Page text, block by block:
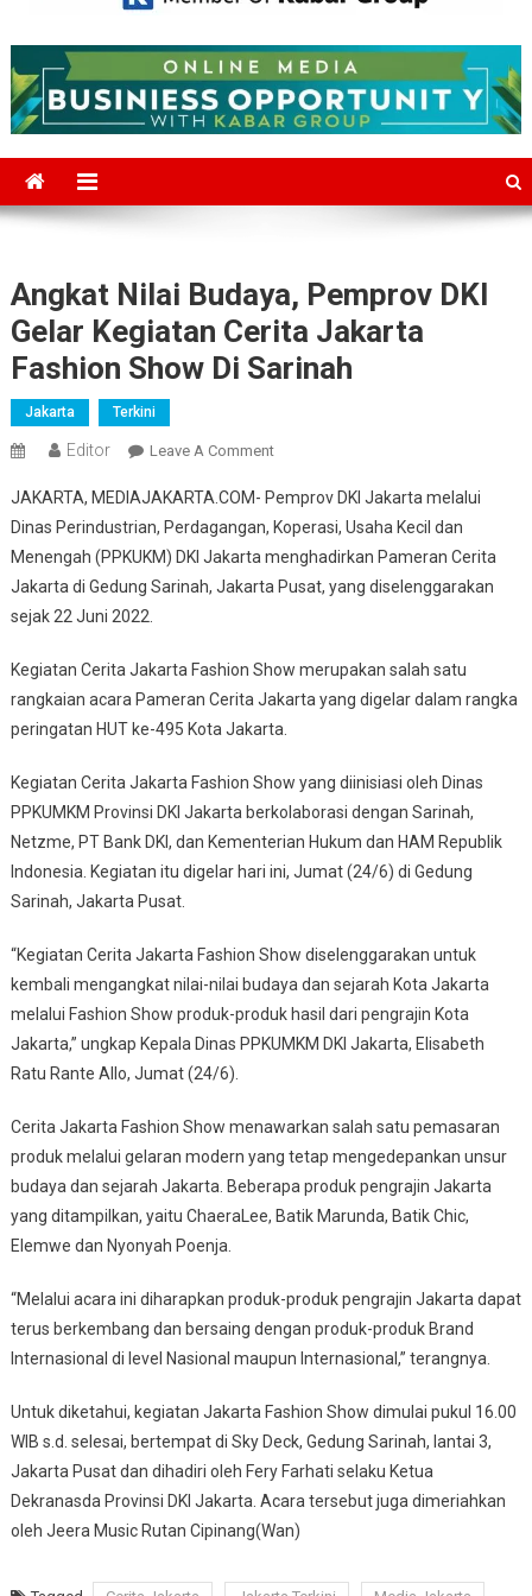
Mediajakarta.com
Angkat Nilai Budaya, Pemprov DKI
Gelar Kegiatan Cerita Jakarta
Fashion Show Di Sarinah
Jakarta Terkini
Editor Leave A CommentOn
Nilai
Budaya,
Pemprov
DKI
Cerita
Jakarta
Fashion
Di
Sarinah
JAKARTA, MEDIAJAKARTA.COM- Pemprov DKI Jakarta melalui
Dinas Perindustrian, Perdagangan, Koperasi, Usaha Kecil dan
Menengah (PPKUKM) DKI Jakarta menghadirkan Pameran Cerita
Jakarta di Gedung Sarinah, Jakarta Pusat, yang diselenggarakan
sejak 22 Juni 2022.
Kegiatan Cerita Jakarta Fashion Show merupakan salah satu
rangkaian acara Pameran Cerita Jakarta yang digelar dalam rangka
peringatan HUT ke-495 Kota Jakarta.
Kegiatan Cerita Jakarta Fashion Show yang diinisiasi oleh Dinas
PPKUMKM Provinsi DKI Jakarta berkolaborasi dengan Sarinah,
Netzme, PT Bank DKI, dan Kementerian Hukum dan HAM Republik
Indonesia. Kegiatan itu digelar hari ini, Jumat (24/6) di Gedung
Sarinah, Jakarta Pusat.
“Kegiatan Cerita Jakarta Fashion Show diselenggarakan untuk
kembali mengangkat nilai-nilai budaya dan sejarah Kota Jakarta
melalui Fashion Show produk-produk hasil dari pengrajin Kota
Jakarta,” ungkap Kepala Dinas PPKUMKM DKI Jakarta, Elisabeth
Ratu Rante Allo, Jumat (24/6).
Cerita Jakarta Fashion Show menawarkan salah satu pemasaran
produk melalui gelaran modern yang tetap mengedepankan unsur
budaya dan sejarah Jakarta. Beberapa produk pengrajin Jakarta
yang ditampilkan, yaitu ChaeraLee, Batik Marunda, Batik Chic,
Elemwe dan Nyonyah Poenja.
“Melalui acara ini diharapkan produk-produk pengrajin Jakarta dapat
terus berkembang dan bersaing dengan produk-produk Brand
Internasional di level Nasional maupun Internasional,” terangnya.
Untuk diketahui, kegiatan Jakarta Fashion Show dimulai pukul 16.00
WIB s.d. selesai, bertempat di Sky Deck, Gedung Sarinah, lantai 3,
Jakarta Pusat dan dihadiri oleh Fery Farhati selaku Ketua
Dekranasda Provinsi DKI Jakarta. Acara tersebut juga dimeriahkan
oleh Jeera Music Rutan Cipinang(Wan)